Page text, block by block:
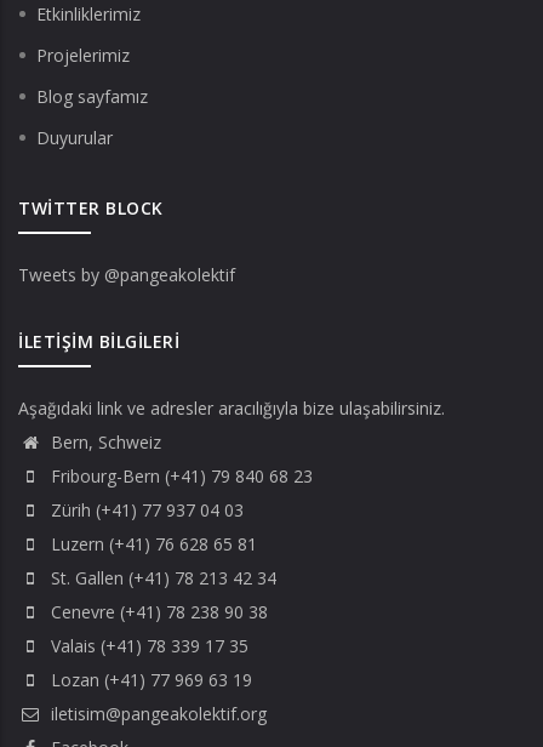
Etkinliklerimiz
Projelerimiz
Blog sayfamız
Duyurular
TWITTER BLOCK
Tweets by @pangeakolektif
İLETIŞIM BILGILERI
Aşağıdaki link ve adresler aracılığıyla bize ulaşabilirsiniz.
Bern, Schweiz
Fribourg-Bern (+41) 79 840 68 23
Zürih (+41) 77 937 04 03
Luzern (+41) 76 628 65 81
St. Gallen (+41) 78 213 42 34
Cenevre (+41) 78 238 90 38
Valais (+41) 78 339 17 35
Lozan (+41) 77 969 63 19
iletisim@pangeakolektif.org